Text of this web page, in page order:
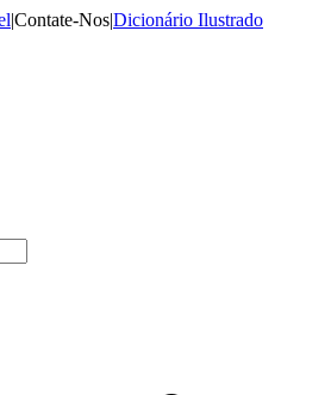
|Contate-Nos|Dicionário Ilustrado